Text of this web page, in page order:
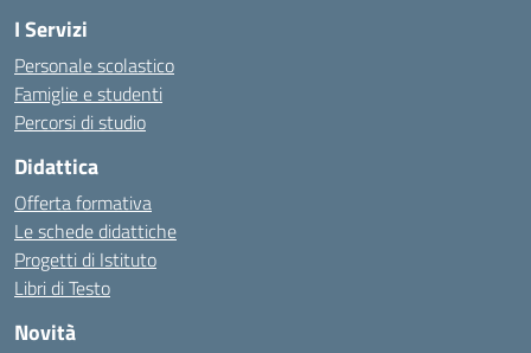
I Servizi
Personale scolastico
Famiglie e studenti
Percorsi di studio
Didattica
Offerta formativa
Le schede didattiche
Progetti di Istituto
Libri di Testo
Novità